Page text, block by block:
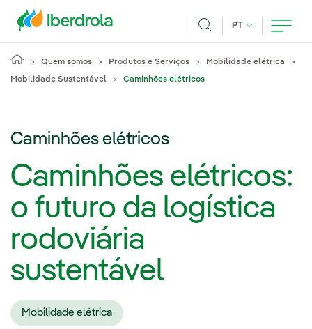
PT IDIOMA ATUAL,
Quem somos Produtos e Serviços Mobilidade elétrica
Mobilidade Sustentável Caminhões elétricos
Caminhões elétricos
Caminhões elétricos:
o futuro da logística
rodoviária
sustentável
Mobilidade elétrica